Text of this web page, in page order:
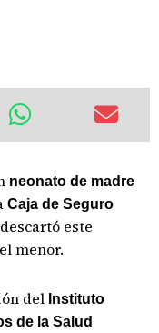
neonato de madre
Caja de Seguro
descartó este
menor.
del Instituto
de la Salud